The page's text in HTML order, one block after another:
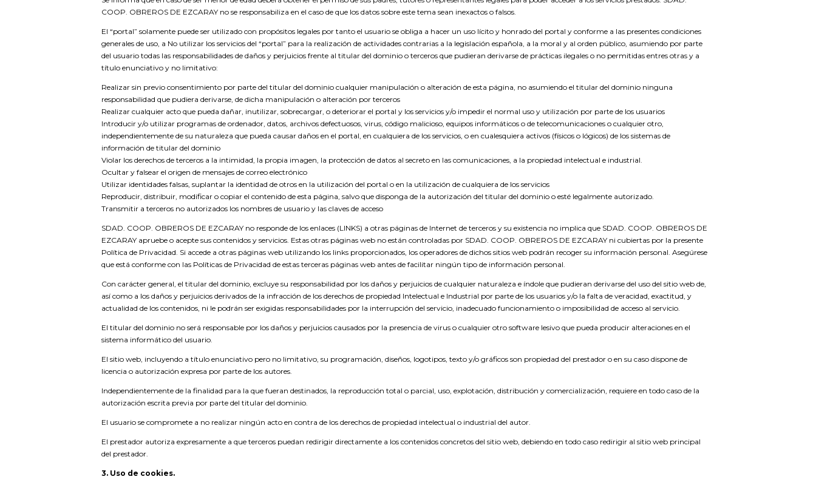
COOP. OBREROS DE EZCARAY no se responsabiliza en el caso de que los datos sobre este tema sean inexactos o falsos.
El “portal” solamente puede ser utilizado con propósitos legales por tanto el usuario se obliga a hacer un uso lícito y honrado del portal y conforme a las presentes condiciones
generales de uso, a No utilizar los servicios del “portal” para la realización de actividades contrarias a la legislación española, a la moral y al orden público, asumiendo por parte
del usuario todas las responsabilidades de daños y perjuicios frente al titular del dominio o terceros que pudieran derivarse de prácticas ilegales o no permitidas entres otras y a
título enunciativo y no limitativo:
Realizar sin previo consentimiento por parte del titular del dominio cualquier manipulación o alteración de esta página, no asumiendo el titular del dominio ninguna
responsabilidad que pudiera derivarse, de dicha manipulación o alteración por terceros
Realizar cualquier acto que pueda dañar, inutilizar, sobrecargar, o deteriorar el portal y los servicios y/o impedir el normal uso y utilización por parte de los usuarios
Introducir y/o utilizar programas de ordenador, datos, archivos defectuosos, virus, código malicioso, equipos informáticos o de telecomunicaciones o cualquier otro,
independientemente de su naturaleza que pueda causar daños en el portal, en cualquiera de los servicios, o en cualesquiera activos (físicos o lógicos) de los sistemas de
información de titular del dominio
Violar los derechos de terceros a la intimidad, la propia imagen, la protección de datos al secreto en las comunicaciones, a la propiedad intelectual e industrial.
Ocultar y falsear el origen de mensajes de correo electrónico
Utilizar identidades falsas, suplantar la identidad de otros en la utilización del portal o en la utilización de cualquiera de los servicios
Reproducir, distribuir, modificar o copiar el contenido de esta página, salvo que disponga de la autorización del titular del dominio o esté legalmente autorizado.
Transmitir a terceros no autorizados los nombres de usuario y las claves de acceso
SDAD. COOP. OBREROS DE EZCARAY no responde de los enlaces (LINKS) a otras páginas de Internet de terceros y su existencia no implica que SDAD. COOP. OBREROS DE
EZCARAY apruebe o acepte sus contenidos y servicios. Estas otras páginas web no están controladas por SDAD. COOP. OBREROS DE EZCARAY ni cubiertas por la presente
Política de Privacidad. Si accede a otras páginas web utilizando los links proporcionados, los operadores de dichos sitios web podrán recoger su información personal. Asegúrese
que está conforme con las Políticas de Privacidad de estas terceras páginas web antes de facilitar ningún tipo de información personal.
Con carácter general, el titular del dominio, excluye su responsabilidad por los daños y perjuicios de cualquier naturaleza e índole que pudieran derivarse del uso del sitio web de,
así como a los daños y perjuicios derivados de la infracción de los derechos de propiedad Intelectual e Industrial por parte de los usuarios y/o la falta de veracidad, exactitud, y
actualidad de los contenidos, ni le podrán ser exigidas responsabilidades por la interrupción del servicio, inadecuado funcionamiento o imposibilidad de acceso al servicio.
El titular del dominio no será responsable por los daños y perjuicios causados por la presencia de virus o cualquier otro software lesivo que pueda producir alteraciones en el
sistema informático del usuario.
El sitio web, incluyendo a título enunciativo pero no limitativo, su programación, diseños, logotipos, texto y/o gráficos son propiedad del prestador o en su caso dispone de
licencia o autorización expresa por parte de los autores.
Independientemente de la finalidad para la que fueran destinados, la reproducción total o parcial, uso, explotación, distribución y comercialización, requiere en todo caso de la
autorización escrita previa por parte del titular del dominio.
El usuario se compromete a no realizar ningún acto en contra de los derechos de propiedad intelectual o industrial del autor.
El prestador autoriza expresamente a que terceros puedan redirigir directamente a los contenidos concretos del sitio web, debiendo en todo caso redirigir al sitio web principal
del prestador.
3. Uso de cookies.